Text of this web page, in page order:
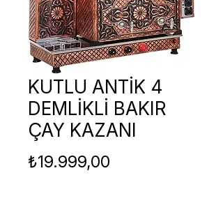
KUTLU ANTİK 4
DEMLİKLİ BAKIR
ÇAY KAZANI
₺19.999,00